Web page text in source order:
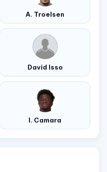
A. Troelsen
David Isso
I. Camara